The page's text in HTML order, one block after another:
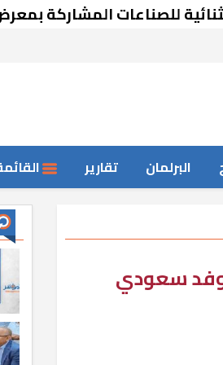
المشاركة بمعرض
البرلمان تقارير
وفد سعودي